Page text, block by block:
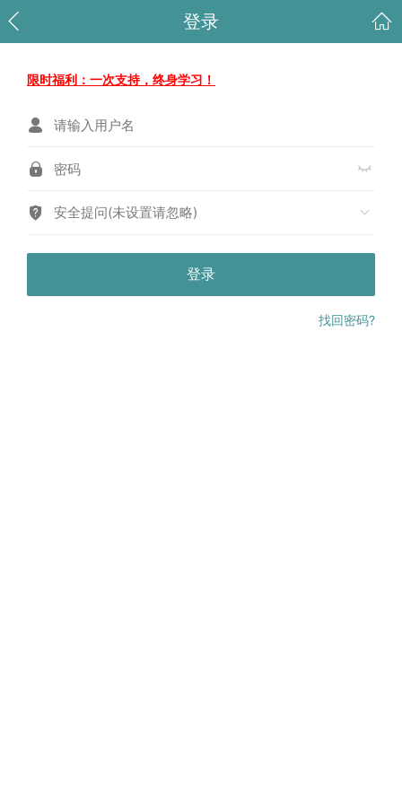
登录
限时福利：一次支持，终身学习！
安全提问(未设置请忽略)
登录
找回密码?